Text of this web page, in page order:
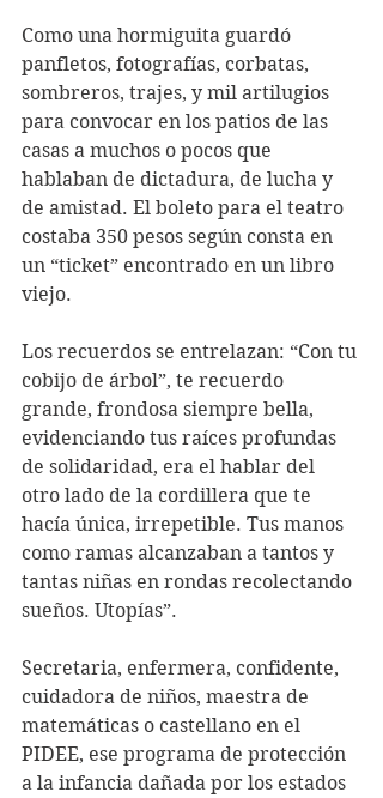
Como una hormiguita guardó
panfletos, fotografías, corbatas,
sombreros, trajes, y mil artilugios
para convocar en los patios de las
casas a muchos o pocos que
hablaban de dictadura, de lucha y
de amistad. El boleto para el teatro
costaba 350 pesos según consta en
un “ticket” encontrado en un libro
viejo.
Los recuerdos se entrelazan: “Con tu
cobijo de árbol”, te recuerdo
grande, frondosa siempre bella,
evidenciando tus raíces profundas
de solidaridad, era el hablar del
otro lado de la cordillera que te
hacía única, irrepetible. Tus manos
como ramas alcanzaban a tantos y
tantas niñas en rondas recolectando
sueños. Utopías”.
Secretaria, enfermera, confidente,
cuidadora de niños, maestra de
matemáticas o castellano en el
PIDEE, ese programa de protección
a la infancia dañada por los estados